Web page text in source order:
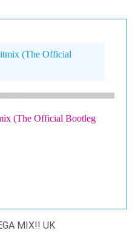
(The Official
(The Official Bootleg
MIX!! UK